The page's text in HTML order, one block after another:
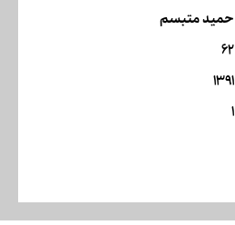
حمید متبسم
62
1391
1